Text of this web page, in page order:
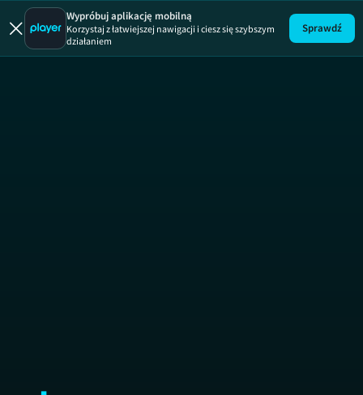
Odrobina
Wypróbuj aplikację mobilną
Korzystaj z łatwiejszej nawigacji i ciesz się szybszym
działaniem
Sprawdź